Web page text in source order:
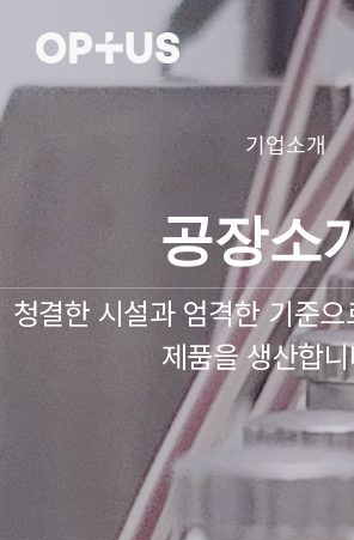
기업소개
공장소
청결한 시설과 엄격한 기준으
제품을 생산합